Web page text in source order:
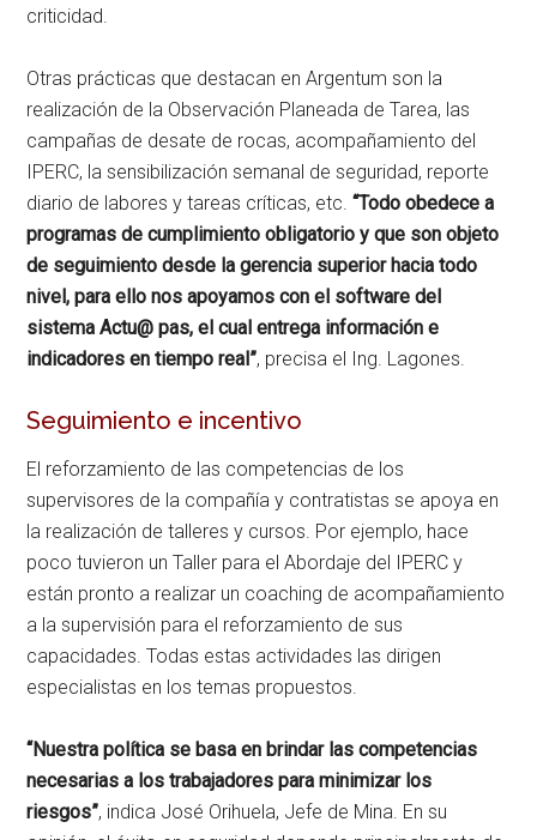
criticidad.
Otras prácticas que destacan en Argentum son la
realización de la Observación Planeada de Tarea, las
campañas de desate de rocas, acompañamiento del
IPERC, la sensibilización semanal de seguridad, reporte
diario de labores y tareas críticas, etc.“Todo obedece a
programas de cumplimiento obligatorio y que son objeto
de seguimiento desde la gerencia superior hacia todo
nivel, para ello nos apoyamos con el software del
sistema Actu@ pas, el cual entrega información e
indicadores en tiempo real”, precisa el Ing. Lagones.
Seguimiento e incentivo
El reforzamiento de las competencias de los
supervisores de la compañía y contratistas se apoya en
la realización de talleres y cursos. Por ejemplo, hace
poco tuvieron un Taller para el Abordaje del IPERC y
están pronto a realizar un coaching de acompañamiento
a la supervisión para el reforzamiento de sus
capacidades. Todas estas actividades las dirigen
especialistas en los temas propuestos.
“Nuestra política se basa en brindar las competencias
necesarias a los trabajadores para minimizar los
riesgos”, indica José Orihuela, Jefe de Mina. En su